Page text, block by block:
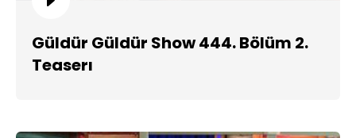
Güldür Güldür Show 444. Bölüm 2.
Teaserı